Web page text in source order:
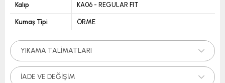
Kalıp KA06 - REGULAR FIT
Kumaş Tipi ÖRME
YIKAMA TALIMATLARI
İADE VE DEĞIŞIM